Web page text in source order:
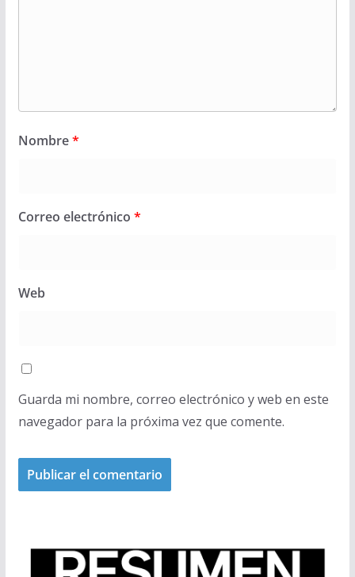
Nombre*
Correo electrónico *
Web
Guarda mi nombre, correo electrónico y web en este
navegador para la próxima vez que comente.